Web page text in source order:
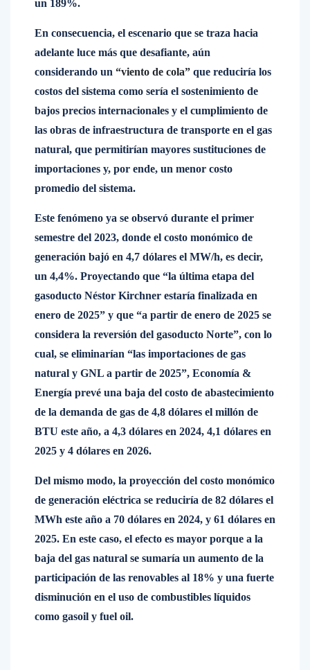
un 189%.
En consecuencia, el escenario que se traza hacia
adelante luce más que desafiante, aún
considerando un “viento de cola” que reduciría los
costos del sistema como sería el sostenimiento de
bajos precios internacionales y el cumplimiento de
las obras de infraestructura de transporte en el gas
natural, que permitirían mayores sustituciones de
importaciones y, por ende, un menor costo
promedio del sistema.
Este fenómeno ya se observó durante el primer
semestre del 2023, donde el costo monómico de
generación bajó en 4,7 dólares el MW/h, es decir,
un 4,4%. Proyectando que “la última etapa del
gasoducto Néstor Kirchner estaría finalizada en
enero de 2025” y que “a partir de enero de 2025 se
considera la reversión del gasoducto Norte”, con lo
cual, se eliminarían “las importaciones de gas
natural y GNL a partir de 2025”, Economía &
Energía prevé una baja del costo de abastecimiento
de la demanda de gas de 4,8 dólares el millón de
BTU este año, a 4,3 dólares en 2024, 4,1 dólares en
2025 y 4 dólares en 2026.
Del mismo modo, la proyección del costo monómico
de generación eléctrica se reduciría de 82 dólares el
MWh este año a 70 dólares en 2024, y 61 dólares en
2025. En este caso, el efecto es mayor porque a la
baja del gas natural se sumaría un aumento de la
participación de las renovables al 18% y una fuerte
disminución en el uso de combustibles líquidos
como gasoil y fuel oil.